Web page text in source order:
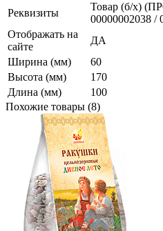
Реквизиты
Товар (б/х)
00000002038 /
Отображать на
сайте
ДА
Ширина (мм)
60
Высота (мм)
170
Длина (мм)
100
Похожие товары (8)